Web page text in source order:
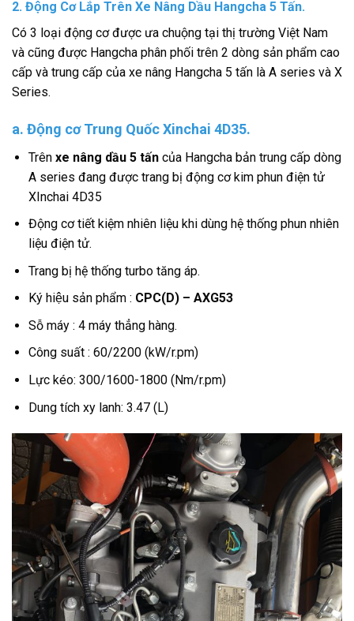
2. Động Cơ Lắp Trên Xe Nâng Dầu Hangcha 5 Tấn.
Có 3 loại động cơ được ưa chuộng tại thị trường Việt Nam
và cũng được Hangcha phân phối trên 2 dòng sản phẩm cao
cấp và trung cấp của xe nâng Hangcha 5 tấn là A series và X
Series.
a. Động cơ Trung Quốc Xinchai 4D35.
Trên xe nâng dầu 5 tấncủa Hangcha bản trung cấp dòng
A series đang được trang bị động cơ kim phun điện tử
XInchai 4D35
Động cơ tiết kiệm nhiên liệu khi dùng hệ thống phun nhiên
liệu điện tử.
Trang bị hệ thống turbo tăng áp.
Ký hiệu sản phẩm : CPC(D) – AXG53
Sỗ máy : 4 máy thẳng hàng.
Công suất : 60/2200 (kW/r.pm)
Lực kéo: 300/1600-1800 (Nm/r.pm)
Dung tích xy lanh: 3.47 (L)